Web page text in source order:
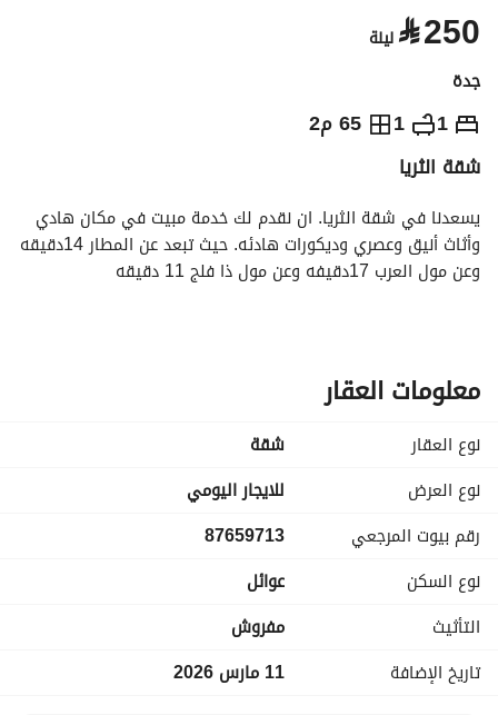
⃁250 ليلة
جدة
1
1 65 م2 ⃁
250 يومياً
السياحة
شقة الثريا
وعن مول العرب 17دقيفه وعن مول ذا فلج 11 دقيقه
معلومات العقار
نوع العقار
شقة
نوع العرض
للايجار اليومي
رقم بيوت المرجعي
87659713
نوع السكن
عوائل
التأثيث
مفروش
تاريخ الإضافة
11 مارس 2026